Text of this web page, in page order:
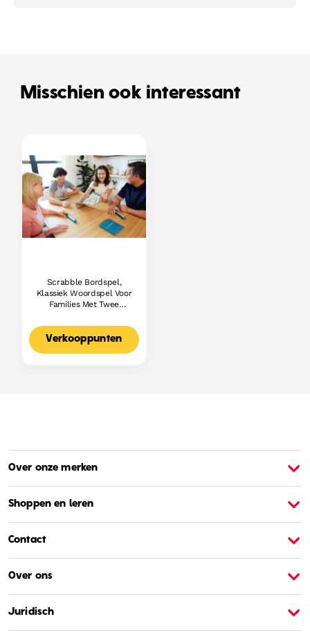
Misschien ook interessant
Scrabble Bordspel,
Klassiek Woordspel Voor
Families Met Twee
Voor 2-4 Spelers,
Nederlandse Editie
Verkooppunten
Over onze merken
Shoppen en leren
Contact
Over ons
Juridisch